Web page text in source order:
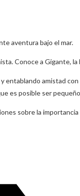
aventura bajo el mar.
Conoce a Gigante,
amistad
es posible ser
sobre la